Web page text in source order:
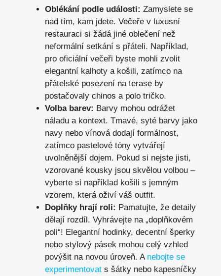
Oblékání podle události: Zamyslete se
nad tím, kam jdete. Večeře v luxusní
restauraci si žádá jiné oblečení než
neformální setkání s přáteli. Například,
pro oficiální večeři byste mohli zvolit
elegantní kalhoty a košili, zatímco na
přátelské posezení na terase by
postačovaly chinos a polo tričko.
Volba barev: Barvy mohou odrážet
náladu a kontext. Tmavé, syté barvy jako
navy nebo vínová dodají formálnost,
zatímco pastelové tóny vytvářejí
uvolněnější dojem. Pokud si nejste jisti,
vzorované kousky jsou skvělou volbou –
vyberte si například košili s jemným
vzorem, která oživí váš outfit.
Doplňky hrají roli: Pamatujte, že detaily
dělají rozdíl. Vyhrávejte na „doplňkovém
poli“! Elegantní hodinky, decentní šperky
nebo stylový pásek mohou celý vzhled
povýšit na novou úroveň. A nebojte se
experimentovat s šátky nebo kapesníčky